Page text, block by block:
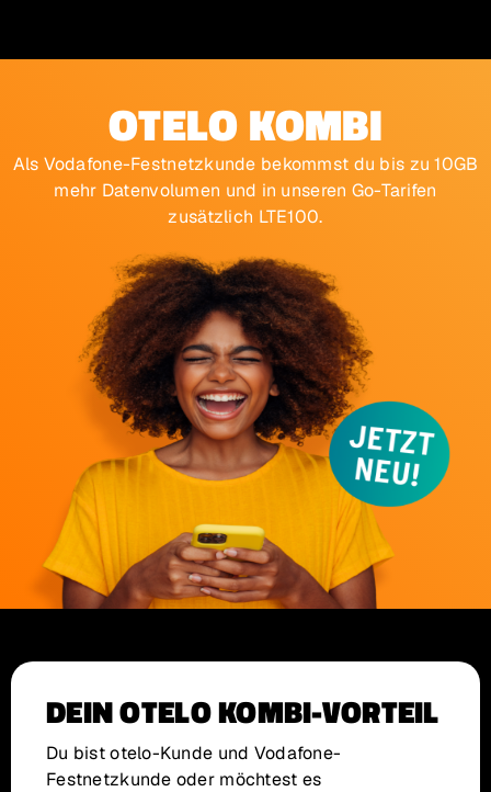
OTELO KOMBI
Als Vodafone-Festnetzkunde bekommst du bis zu 10GB
mehr Datenvolumen und in unseren Go-Tarifen
zusätzlich LTE100.
DEIN OTELO KOMBI-VORTEIL
Du bist otelo-Kunde und Vodafone-
Festnetzkunde oder möchtest es